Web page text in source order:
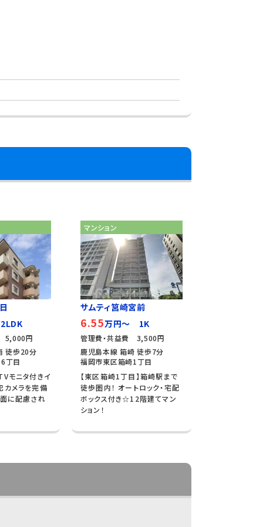
5,000円
徒歩20分
丁目
モニタ付きイ
カメラを完備
面に配慮され
マンション
サムティ筥崎宮前
6.55万円～ 1K
管理費・共益費 3,500円
鹿児島本線 箱崎 徒歩7分
福岡市東区箱崎1丁目
【東区箱崎1丁目】箱崎駅まで
徒歩圏内！ オートロック・宅配
ボックス付き☆12階建てマン
ション！